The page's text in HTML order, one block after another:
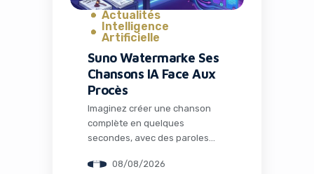
Actualités
Intelligence
Artificielle
Suno Watermarke Ses
Chansons IA Face Aux
Procès
Imaginez créer une chanson
complète en quelques
secondes, avec des paroles
entraînante et une voix qui
08/08/2026